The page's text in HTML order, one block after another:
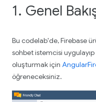
1. Genel
Bu codelab'de, Firebase
sohbet istemcisi
oluşturmak için
öğreneceksiniz.